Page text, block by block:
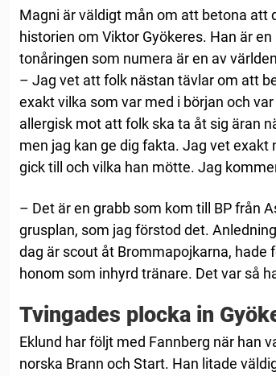
Magni är väldigt mån om att betona att
historien om Viktor Gyökeres. Han är
tonåringen som numera är en av
– Jag vet att folk nästan tävlar om att
exakt vilka som var med i början och
allergisk mot att folk ska ta åt sig äran
men jag kan ge dig fakta. Jag vet
gick till och vilka han mötte. Jag
– Det är en grabb som kom till BP från
grusplan, som jag förstod det.
dag är scout åt Brommapojkarna,
honom som inhyrd tränare. Det var så
Tvingades plocka in
Eklund har följt med Fannberg när han
norska Brann och Start. Han litade